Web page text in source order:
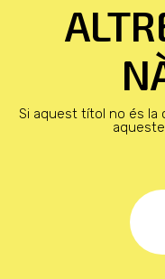
Si aquest títol no és la